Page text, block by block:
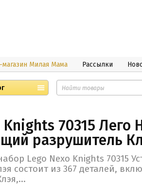
Милая Мама Рассылки
Knights 70315 Лего
разрушитель
Lego Nexo Knights 70315
состоит из 367 деталей,